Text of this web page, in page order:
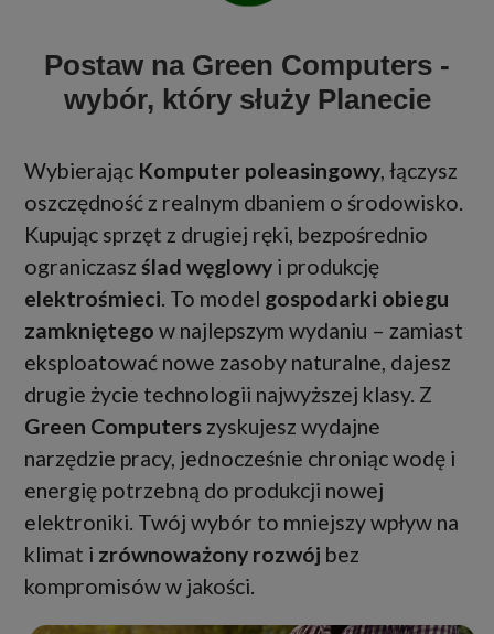
Postaw na Green Computers -
wybór, który służy Planecie
Wybierając Komputer poleasingowy , łączysz
oszczędność z realnym dbaniem o środowisko.
Kupując sprzęt z drugiej ręki, bezpośrednio
ograniczasz ślad węglowy i produkcję
elektrośmieci . To model gospodarki obiegu
zamkniętego w najlepszym wydaniu – zamiast
eksploatować nowe zasoby naturalne, dajesz
drugie życie technologii najwyższej klasy. Z
Green Computers zyskujesz wydajne
narzędzie pracy, jednocześnie chroniąc wodę i
energię potrzebną do produkcji nowej
elektroniki. Twój wybór to mniejszy wpływ na
klimat i zrównoważony rozwój bez
kompromisów w jakości.